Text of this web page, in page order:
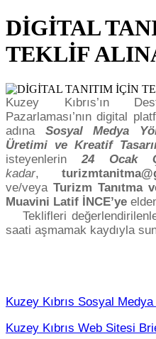
DİGİTAL
TEKLİF
Kuzey Kıbrıs’ın
Pazarlaması’nın digital
adına
Sosyal Medya
Üretimi ve Kreatif
isteyenlerin
24 Ocak
kadar,
ve/veya Turizm Tanıtma
Muavini Latif İNCE’ye
Teklifleri
saati aşmamak kaydıyla
Kuzey Kıbrıs Sosyal
Kuzey Kıbrıs Web Sitesi